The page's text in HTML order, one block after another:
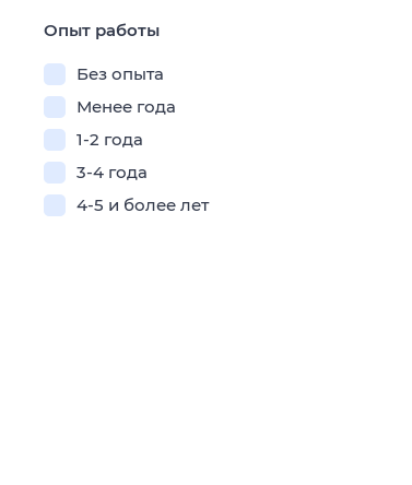
Опыт работы
Без опыта
Менее года
1-2 года
3-4 года
4-5 и более лет